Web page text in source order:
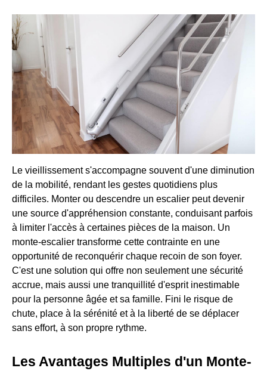
Le vieillissement s'accompagne souvent d'une diminution
de la mobilité, rendant les gestes quotidiens plus
difficiles. Monter ou descendre un escalier peut devenir
une source d'appréhension constante, conduisant parfois
à limiter l'accès à certaines pièces de la maison. Un
monte-escalier transforme cette contrainte en une
opportunité de reconquérir chaque recoin de son foyer.
C'est une solution qui offre non seulement une sécurité
accrue, mais aussi une tranquillité d'esprit inestimable
pour la personne âgée et sa famille. Fini le risque de
chute, place à la sérénité et à la liberté de se déplacer
sans effort, à son propre rythme.
Les Avantages Multiples d'un Monte-